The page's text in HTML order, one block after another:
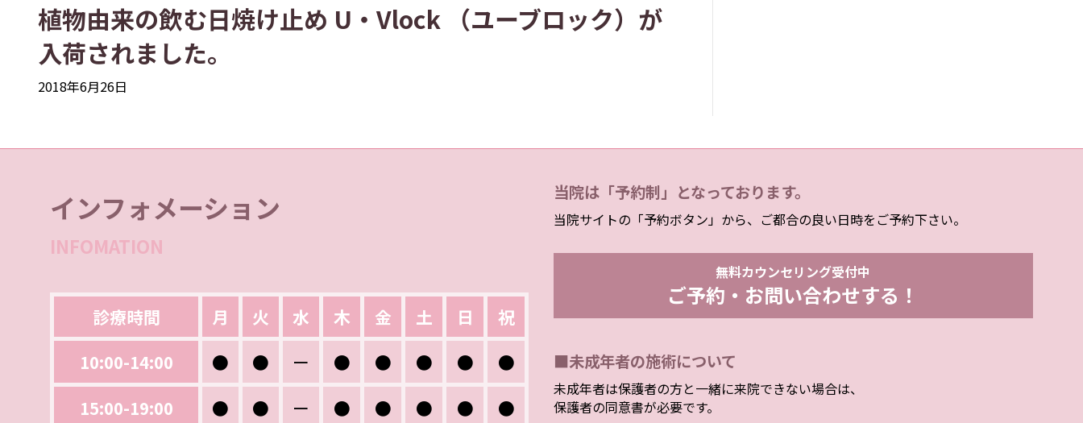
植物由来の飲む日焼け止め U・Vlock （ユーブロック）が
入荷されました。
2018年6月26日
インフォメーション
INFOMATION
診療時間 月 火 水 木 金 土 日
祝
10:00-14:00
● ● ー ● ● ● ●
●
15:00-19:00
● ● ー ● ● ● ● ●
当院は「予約制」となっております。
当院サイトの「予約ボタン」から、ご都合の良い日時をご予約下さい。
無料カウンセリング受付中
ご予約・お問い合わせする！
■未成年者の施術について
未成年者は保護者の方と一緒に来院できない場合は、
保護者の同意書が必要です。